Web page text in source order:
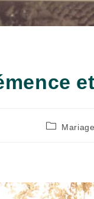
PostMariage